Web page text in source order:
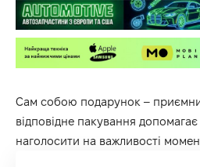
Сам собою подарунок –
відповідне пакування
наголосити на важливості